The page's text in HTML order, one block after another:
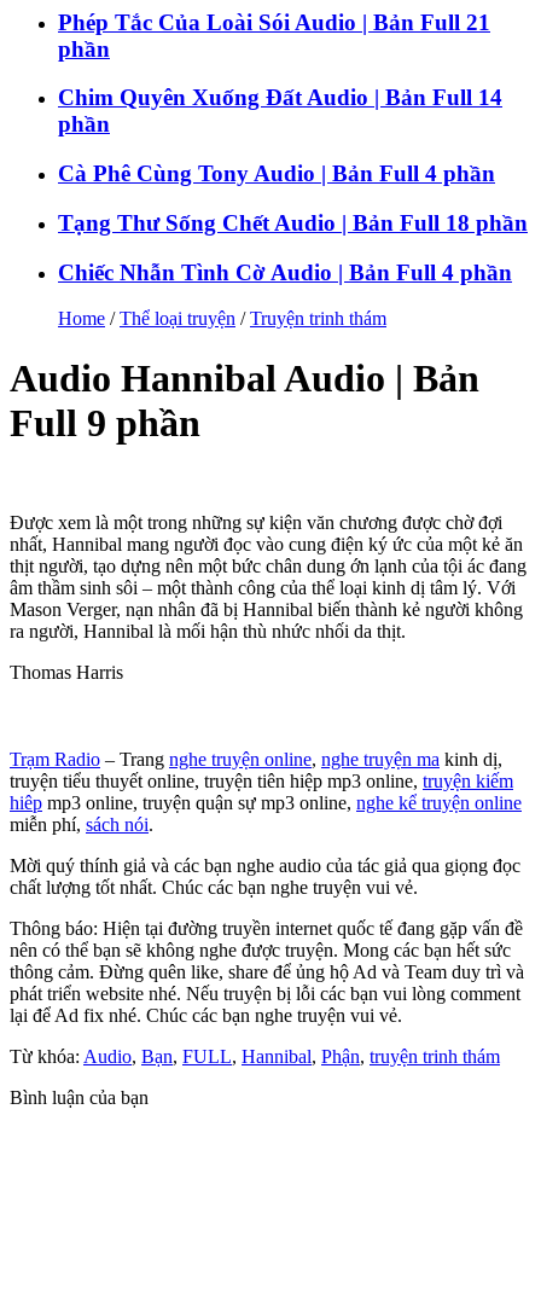
Phép Tắc Của Loài Sói Audio | Bản Full 21
phần
Chim Quyên Xuống Đất Audio | Bản Full 14
phần
Cà Phê Cùng Tony Audio | Bản Full 4 phần
Tạng Thư Sống Chết Audio | Bản Full 18 phần
Chiếc Nhẫn Tình Cờ Audio | Bản Full 4 phần
Home /Thể loại truyện /Truyện trinh thám
Audio Hannibal Audio | Bản
Full 9 phần
Được xem là một trong những sự kiện văn chương được chờ đợi
nhất, Hannibal mang người đọc vào cung điện ký ức của một kẻ ăn
thịt người, tạo dựng nên một bức chân dung ớn lạnh của tội ác đang
âm thầm sinh sôi – một thành công của thể loại kinh dị tâm lý. Với
Mason Verger, nạn nhân đã bị Hannibal biến thành kẻ người không
ra người, Hannibal là mối hận thù nhức nhối da thịt.
Thomas Harris
Trạm Radio – Trang nghe truyện online, nghe truyện ma kinh dị,
truyện tiểu thuyết online, truyện tiên hiệp mp3 online, truyện kiếm
hiêp mp3 online, truyện quận sự mp3 online, nghe kể truyện online
miễn phí, sách nói.
Mời quý thính giả và các bạn nghe audio của tác giả qua giọng đọc
chất lượng tốt nhất. Chúc các bạn nghe truyện vui vẻ.
Thông báo: Hiện tại đường truyền internet quốc tế đang gặp vấn đề
nên có thể bạn sẽ không nghe được truyện. Mong các bạn hết sức
thông cảm. Đừng quên like, share để ủng hộ Ad và Team duy trì và
phát triển website nhé. Nếu truyện bị lỗi các bạn vui lòng comment
lại để Ad fix nhé. Chúc các bạn nghe truyện vui vẻ.
Từ khóa: Audio, Bạn, FULL, Hannibal, Phận, truyện trinh thám
Bình luận của bạn